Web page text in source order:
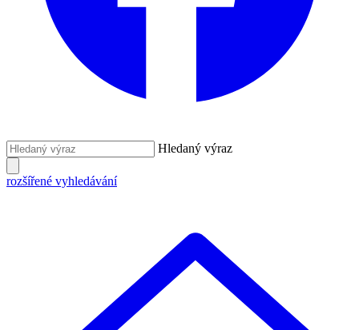
Hledaný výraz
rozšířené vyhledávání